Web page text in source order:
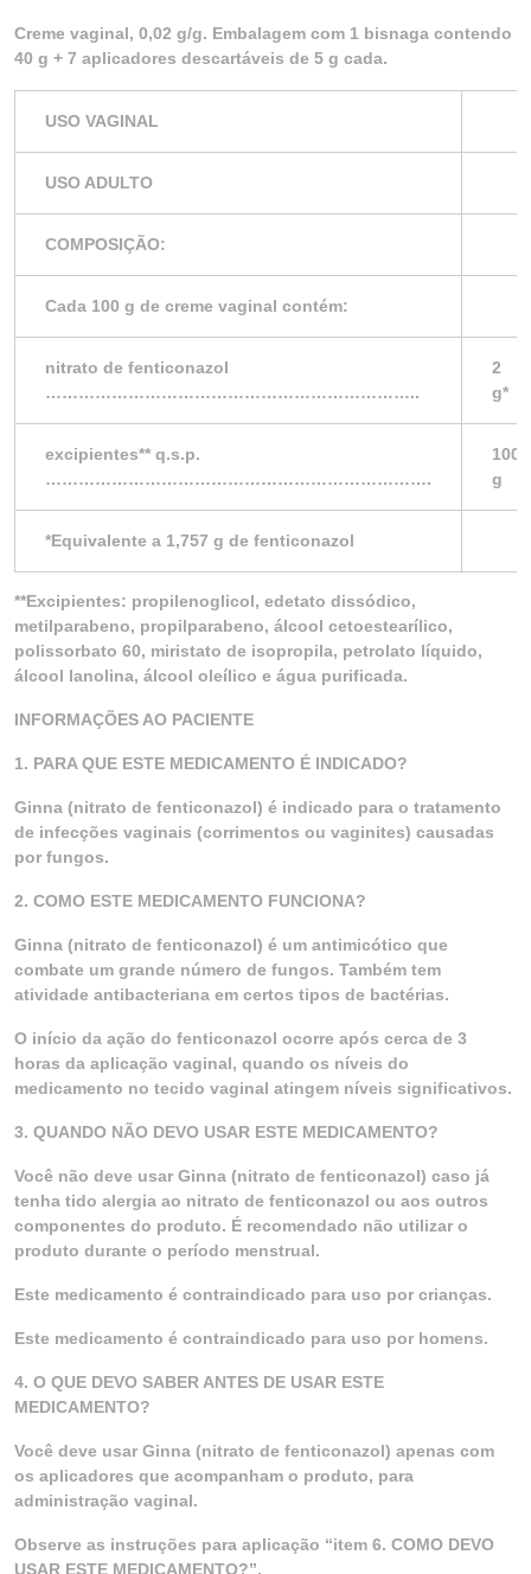
Creme vaginal, 0,02 g/g. Embalagem com 1 bisnaga contendo
40 g + 7 aplicadores descartáveis de 5 g cada.
USO VAGINAL
USO ADULTO
COMPOSIÇÃO:
Cada 100 g de creme vaginal contém:
nitrato de fenticonazol
…………………………………………………………..
2
g*
excipientes** q.s.p.
…………………………………………………………….
100
g
*Equivalente a 1,757 g de fenticonazol
**Excipientes: propilenoglicol, edetato dissódico,
metilparabeno, propilparabeno, álcool cetoestearílico,
polissorbato 60, miristato de isopropila, petrolato líquido,
álcool lanolina, álcool oleílico e água purificada.
INFORMAÇÕES AO PACIENTE
1. PARA QUE ESTE MEDICAMENTO É INDICADO?
Ginna (nitrato de fenticonazol) é indicado para o tratamento
de infecções vaginais (corrimentos ou vaginites) causadas
por fungos.
2. COMO ESTE MEDICAMENTO FUNCIONA?
Ginna (nitrato de fenticonazol) é um antimicótico que
combate um grande número de fungos. Também tem
atividade antibacteriana em certos tipos de bactérias.
O início da ação do fenticonazol ocorre após cerca de 3
horas da aplicação vaginal, quando os níveis do
medicamento no tecido vaginal atingem níveis significativos.
3. QUANDO NÃO DEVO USAR ESTE MEDICAMENTO?
Você não deve usar Ginna (nitrato de fenticonazol) caso já
tenha tido alergia ao nitrato de fenticonazol ou aos outros
componentes do produto. É recomendado não utilizar o
produto durante o período menstrual.
Este medicamento é contraindicado para uso por crianças.
Este medicamento é contraindicado para uso por homens.
4. O QUE DEVO SABER ANTES DE USAR ESTE
MEDICAMENTO?
Você deve usar Ginna (nitrato de fenticonazol) apenas com
os aplicadores que acompanham o produto, para
administração vaginal.
Observe as instruções para aplicação “item 6. COMO DEVO
USAR ESTE MEDICAMENTO?”.